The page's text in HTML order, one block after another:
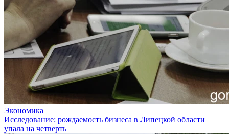
Экономика
Исследование: рождаемость бизнеса в Липецкой области
упала на четверть